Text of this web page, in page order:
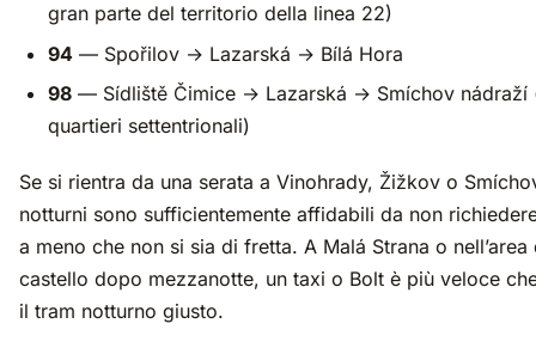
gran parte del territorio della linea 22)
94 — Spořilov → Lazarská → Bílá Hora
98 — Sídliště Čimice → Lazarská → Smíchov nádraží
quartieri settentrionali)
Se si rientra da una serata a Vinohrady, Žižkov o
notturni sono sufficientemente affidabili da non
a meno che non si sia di fretta. A Malá Strana o nell’area
castello dopo mezzanotte, un taxi o Bolt è più veloce
il tram notturno giusto.